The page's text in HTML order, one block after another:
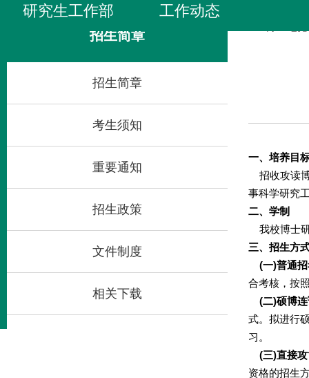
研究生工作部 工作动态
招生简章
招生简章
考生须知
重要通知
招生政策
文件制度
相关下载
一、培养目
招收攻读
事科学研究
二、学制
我校博士
三、招生方
(一)普通
合考核，按
(二)硕博
式。拟进行
习。
(三)直接
资格的招生